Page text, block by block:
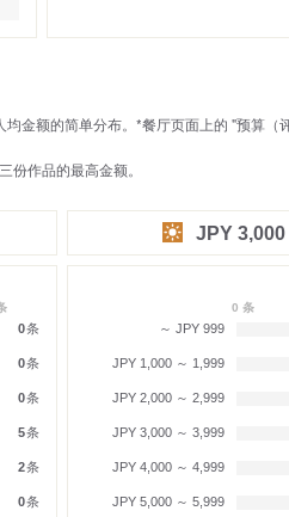
金额的简单分布。*餐厅页面上的 "预算（
份作品的最高金额。
0条
0条
0条
5条
2条
0条
JPY 3,000
0 条
～ JPY 999
JPY 1,000 ～ 1,999
JPY 2,000 ～ 2,999
JPY 3,000 ～ 3,999
JPY 4,000 ～ 4,999
JPY 5,000 ～ 5,999